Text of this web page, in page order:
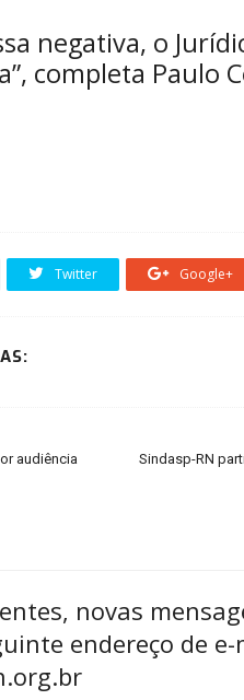
negativa, o
completa Paulo
Twitter Google+
Sindasp-RN
audiência
novas
endereço de e-